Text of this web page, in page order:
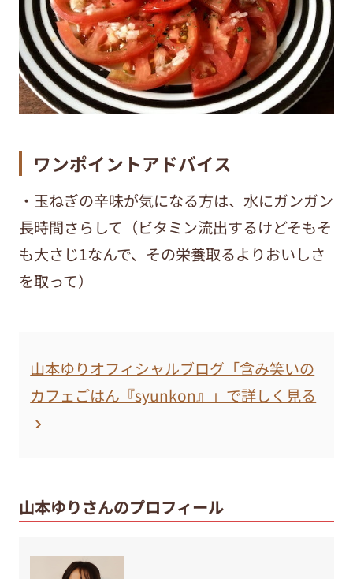
ワンポイントアドバイス
・玉ねぎの辛味が気になる方は、水にガンガン
長時間さらして（ビタミン流出するけどそもそ
も大さじ1なんで、その栄養取るよりおいしさ
を取って）
山本ゆりオフィシャルブログ「含み笑いの
カフェごはん『syunkon』」で詳しく見る
山本ゆりさんのプロフィール